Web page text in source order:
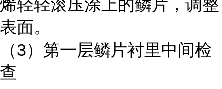
烯轻轻滚压涂上的鳞片，调整
表面。
（3）第一层鳞片衬里中间检
查